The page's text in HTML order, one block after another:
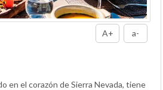
A+ a-
en el corazón de Sierra Nevada, tiene